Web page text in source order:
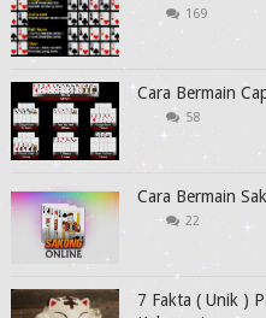
169
Cara Bermain
58
Cara Bermain
22
7 Fakta ( Unik )